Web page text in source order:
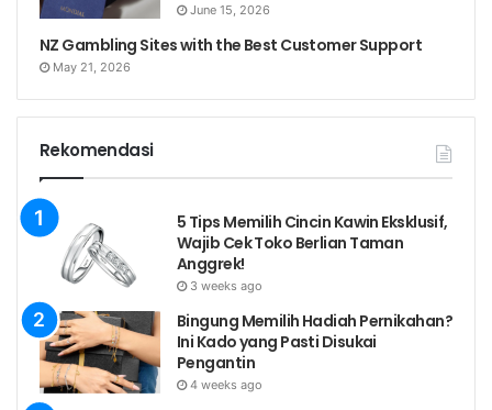
June 15, 2026
NZ Gambling Sites with the Best Customer Support
May 21, 2026
Rekomendasi
5 Tips Memilih Cincin Kawin Eksklusif,
Wajib Cek Toko Berlian Taman
Anggrek!
3 weeks ago
Bingung Memilih Hadiah Pernikahan?
Ini Kado yang Pasti Disukai
Pengantin
4 weeks ago